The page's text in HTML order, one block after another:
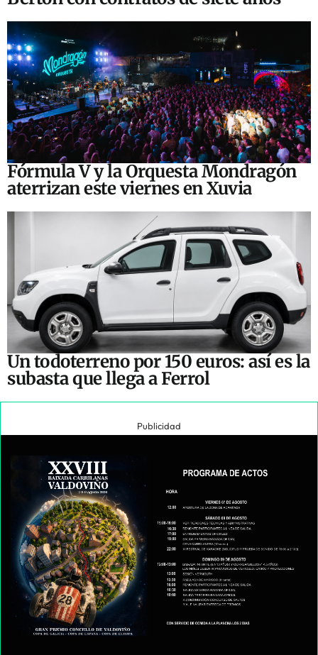
Fórmula V y la Orquesta Mondragón
aterrizan este viernes en Xuvia
Un todoterreno por 150 euros: así es la
subasta que llega a Ferrol
Publicidad